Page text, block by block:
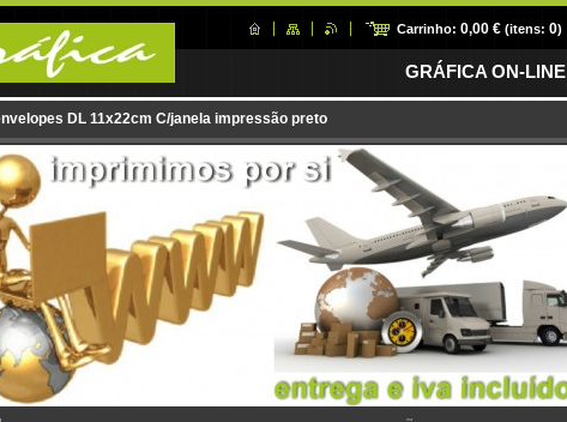
Carrinho: 0,00 € (itens: 0)
GRÁFICA ON-LINE
DL 11x22cm C/janela impressão preto